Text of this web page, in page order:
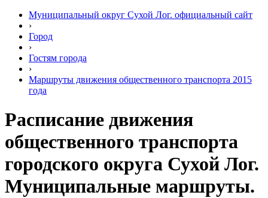
Муниципальный округ Сухой Лог. официальный сайт
›
Город
›
Гостям города
›
Маршруты движения общественного транспорта 2015
года
Расписание движения
общественного транспорта
городского округа Сухой Лог.
Муниципальные маршруты.